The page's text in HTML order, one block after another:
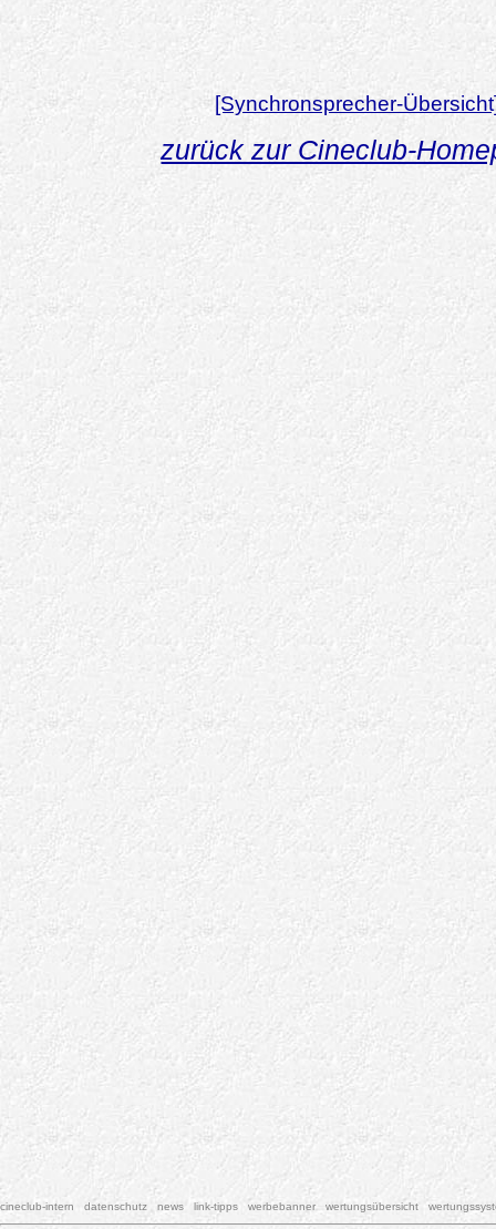
[Synchronsprecher-
zurück zur Cineclub-
cineclub-intern datenschutz news link-tipps werbebanner wertungsübersicht